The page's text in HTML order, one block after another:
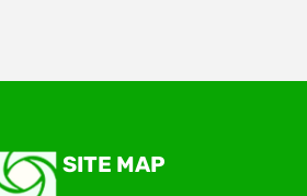
a produtividade, a
nas empresas do
SITE MAP